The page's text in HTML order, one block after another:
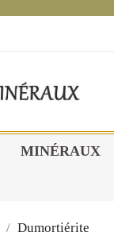
MINÉRAUX
Dumortiérite